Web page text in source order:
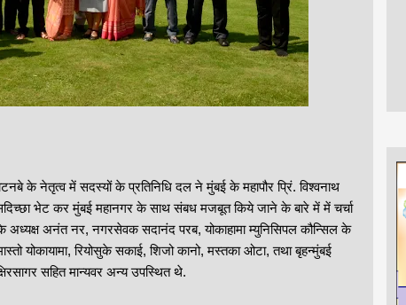
के नेतृत्‍व में सदस्यों के प्रतिनिधि दल ने मुंबई के महापौर प्रिं. विश्‍वनाथ
भेट कर मुंबई महानगर के साथ संबध मजबूत किये जाने के बारे में में चर्चा
अध्‍यक्ष अनंत नर, नगरसेवक सदानंद परब, योकाहामा म्‍युनिसि‍पल कौन्सिल के
योकायामा, रियोसुके सकाई, शिजो कानो, मस्‍तका ओटा, तथा बृहन्‍मुंबई
सहित मान्यवर अन्य उपस्थित थे.